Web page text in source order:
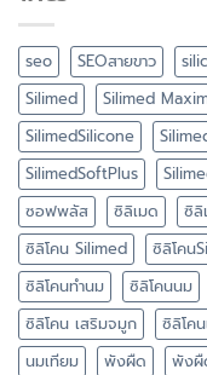
seo SEOสายขาว
Silimed
Silimed
SilimedSilicone
SilimedSoftPlus
ซอฟพลัส
ซิลิเมด ซิ
ซิลิโคน Silimed
ซิลิโคน
ซิลิโคนทำนม
ซิลิโคนนม
ซิลิโคน เสริมจมูก
ซิลิโค
นมเทียม
พังผืด พังผื